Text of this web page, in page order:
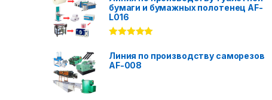
бумаги и бумажных полотенец AF-
L016
out of 5
Линия по производству саморезов
AF-008